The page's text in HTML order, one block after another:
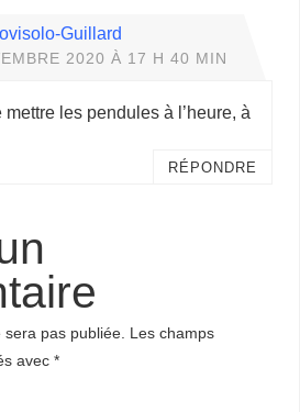
Guillard
2020 À 17 H 40 MIN
mettre les pendules à l’heure, à
RÉPONDRE
pas publiée.
Les champs
avec*